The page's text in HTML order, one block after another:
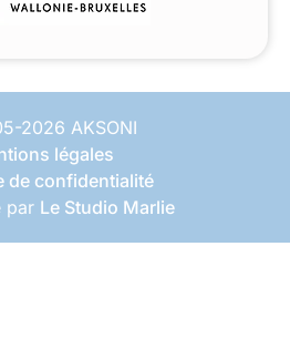
2026 AKSONI
légales
de confidentialité
par Le Studio Marlie